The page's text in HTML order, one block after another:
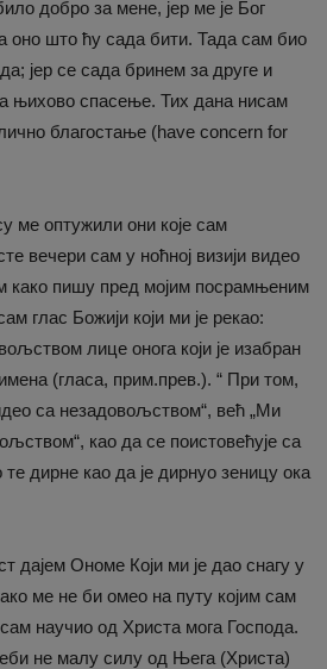
добро за мене, јер ме је Бог
оно што ћу сада бити. Тада сам био
јер се сада бринем за друге и
њихово спасење. Тих дана нисам
благостање (have concern for
ме оптужили они које сам
вечери сам у ноћној визији видео
како пишу пред мојим посрамњеним
глас Божији који ми је рекао:
лице онога који је изабран
(гласа, прим.прев.). “ При том,
са незадовољством“, већ „Ми
као да се поистовећује са
те дирне као да је дирнуо зеницу ока
дајем Ономе Који ми је дао снагу у
ме не би омео на путу којим сам
научио од Христа мога Господа.
не малу силу од Њега (Христа)